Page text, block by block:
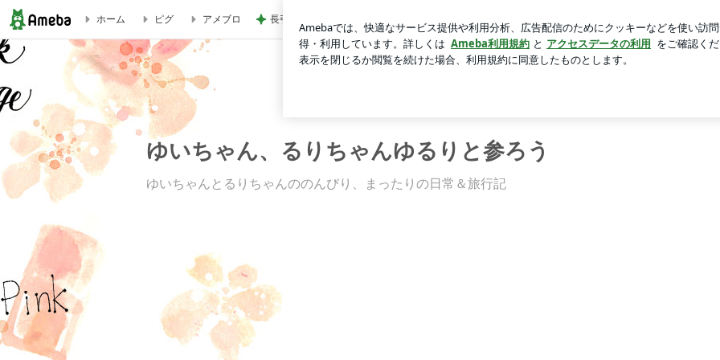
初スイカ | ゆいちゃん、るりちゃんゆるりと参ろう
ホーム ピグ アメブロ 長引きそうなダイエットの停滞期 ロ
ゆいちゃん、るりちゃんゆるりと参ろう
ゆいちゃんとるりちゃんののんびり、まったりの日常＆旅行記